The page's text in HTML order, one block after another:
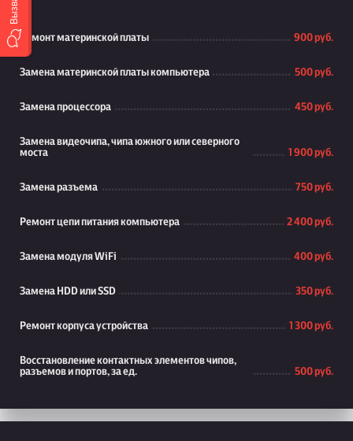
Ремонт материнской платы 900 руб.
Замена материнской платы компьютера 500 руб.
Замена процессора 450 руб.
Замена видеочипа, чипа южного или северного
моста
1 900 руб.
Замена разъема 750 руб.
Ремонт цепи питания компьютера 2 400 руб.
Замена модуля WiFi 400 руб.
Замена HDD или SSD 350 руб.
Ремонт корпуса устройства 1 300 руб.
Восстановление контактных элементов чипов,
разъемов и портов, за ед.
500 руб.